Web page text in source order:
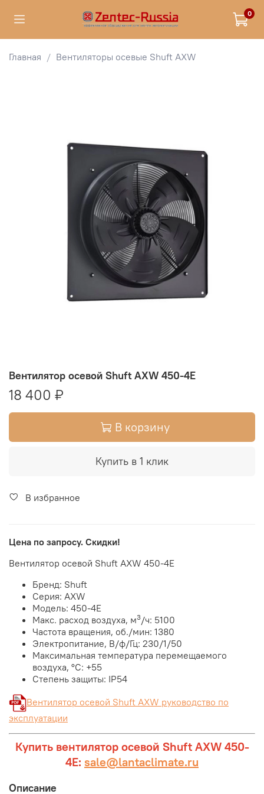
0
Главная Вентиляторы осевые Shuft AXW
Вентилятор осевой Shuft AXW 450-4E
18 400 ₽
В корзину
Купить в 1 клик
В избранное
Цена по запросу. Скидки!
Вентилятор осевой Shuft AXW 450-4E
Бренд: Shuft
Серия: AXW
Модель: 450-4E
Макс. расход воздуха, м3/ч: 5100
Частота вращения, об./мин: 1380
Электропитание, В/ф/Гц: 230/1/50
Максимальная температура перемещаемого
воздуха, °С: +55
Степень защиты: IP54
Вентилятор осевой Shuft AXW руководство по
эксплуатации
Купить вентилятор осевой Shuft AXW 450-
4E: sale@lantaclimate.ru
Описание